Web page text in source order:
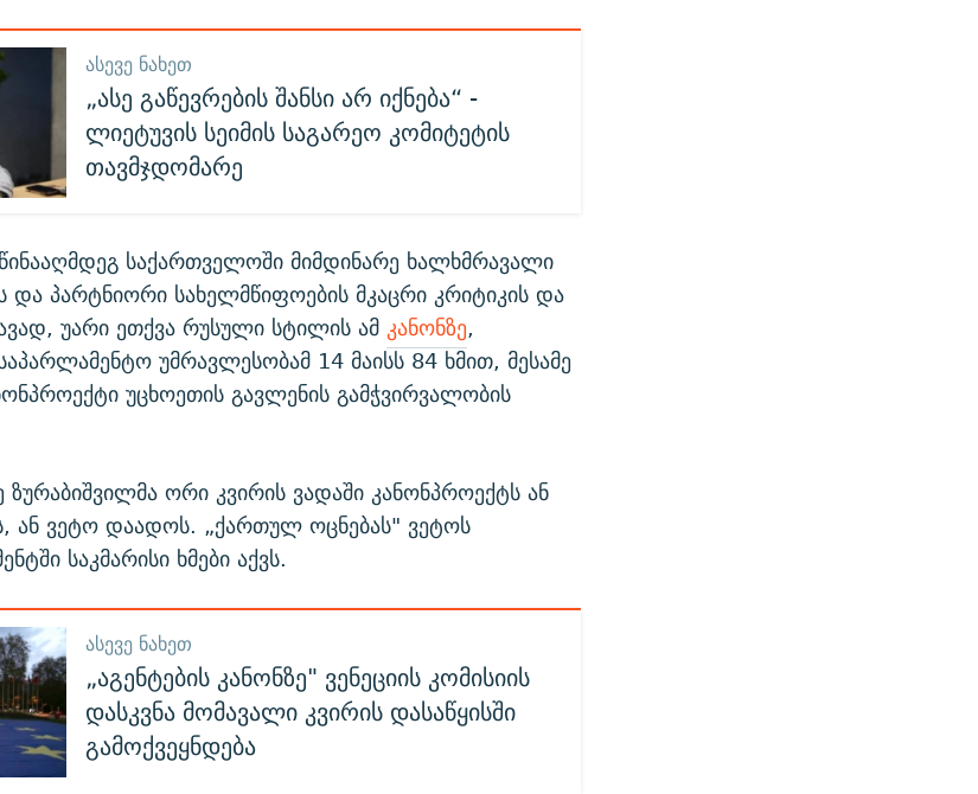
ᲐᲡᲔᲕᲔ ᲜᲐᲮᲔᲗ
„ასე გაწევრების შანსი არ იქნება“ -
ლიეტუვის სეიმის საგარეო კომიტეტის
თავმჯდომარე
წინააღმდეგ საქართველოში მიმდინარე ხალხმრავალი
და პარტნიორი სახელმწიფოების მკაცრი კრიტიკის და
უარი ეთქვა რუსული სტილის ამკანონზე,
უმრავლესობამ 14 მაისს 84 ხმით, მესამე
უცხოეთის გავლენის გამჭვირვალობის
ორი კვირის ვადაში კანონპროექტს ან
ან ვეტო დაადოს. „ქართულ ოცნებას" ვეტოს
საკმარისი ხმები აქვს.
ᲐᲡᲔᲕᲔ ᲜᲐᲮᲔᲗ
„აგენტების კანონზე" ვენეციის კომისიის
დასკვნა მომავალი კვირის დასაწყისში
გამოქვეყნდება